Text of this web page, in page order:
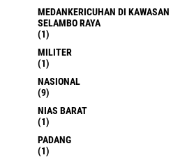
MEDANKERICUHAN DI KAWASAN
SELAMBO RAYA
(1)
MILITER
(1)
NASIONAL
(9)
NIAS BARAT
(1)
PADANG
(1)